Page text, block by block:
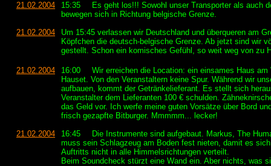
21.02.2004
15:35
Es geht los!!! Sowohl unser Transporter als auch
bewegen sich in Richtung belgische Grenze.
21.02.2004
Um 15:45 verlassen wir Deutschland und überqueren am
Köpfchen die deutsch-belgische Grenze. Ab jetzt sind wir
gestellt. Schon ein komisches Gefühl, so weit weg von zu
21.02.2004 16:00
Wir erreichen die Location: ein einsames Haus am
Hauset. Von den Veranstaltern keine Spur. Während wir
aufbauen, kommt der Getränkelieferant. Es stellt sich
Veranstalter dem Lieferanten 100 € schulden.
das Geld vor. Ich werfe meine guten Vorsätze über Bord
frisch gezapfte Bitburger. Mmmmm... lecker!
21.02.2004
16:45
Die Instrumente sind aufgebaut. Markus, The
muss sein Schlagzeug am Boden fest nieten, damit es
Auftritts nicht in alle Himmelsrichtungen verteilt.
Beim Soundcheck stürzt eine Wand ein. Aber nichts, was